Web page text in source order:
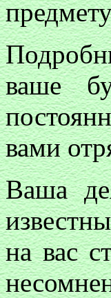
ваше
вами
Ваша
на вас